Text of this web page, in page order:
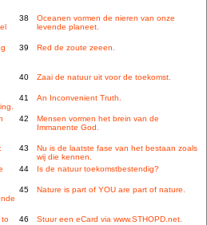
38
Oceanen vormen de nieren van onze
levende planeet.
39 Red de zoute zeeen.
40 Zaai de natuur uit voor de toekomst.
41 An Inconvenient Truth.
42
Mensen vormen het brein van de
Immanente God.
43
Nu is de laatste fase van het bestaan zoals
wij die kennen.
44 Is de natuur toekomstbestendig?
45 Nature is part of YOU are part of nature.
to
46 Stuur een eCard via www.STHOPD.net.